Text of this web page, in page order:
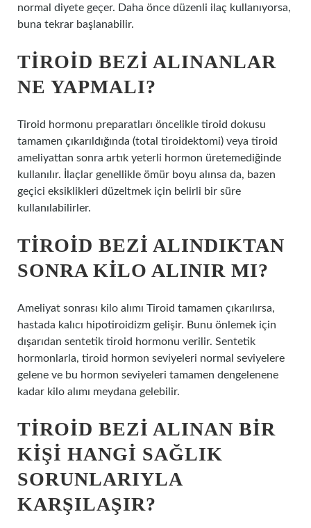
normal diyete geçer. Daha önce düzenli ilaç kullanıyorsa,
buna tekrar başlanabilir.
TIROID BEZI ALINANLAR
NE YAPMALI?
Tiroid hormonu preparatları öncelikle tiroid dokusu
tamamen çıkarıldığında (total tiroidektomi) veya tiroid
ameliyattan sonra artık yeterli hormon üretemediğinde
kullanılır. İlaçlar genellikle ömür boyu alınsa da, bazen
geçici eksiklikleri düzeltmek için belirli bir süre
kullanılabilirler.
TIROID BEZI ALINDIKTAN
SONRA KILO ALINIR MI?
Ameliyat sonrası kilo alımı Tiroid tamamen çıkarılırsa,
hastada kalıcı hipotiroidizm gelişir. Bunu önlemek için
dışarıdan sentetik tiroid hormonu verilir. Sentetik
hormonlarla, tiroid hormon seviyeleri normal seviyelere
gelene ve bu hormon seviyeleri tamamen dengelenene
kadar kilo alımı meydana gelebilir.
TIROID BEZI ALINAN BIR
KIŞI HANGI SAĞLIK
SORUNLARIYLA
KARŞILAŞIR?